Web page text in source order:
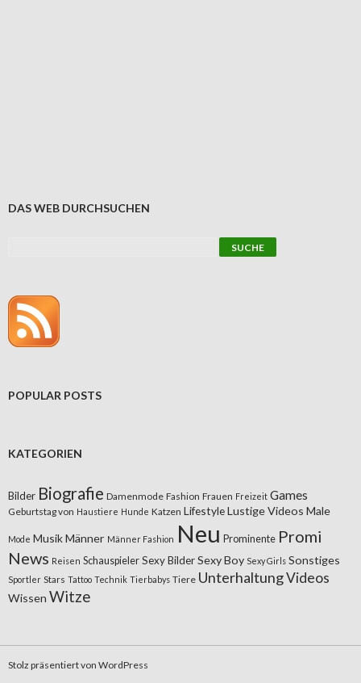
DAS WEB DURCHSUCHEN
POPULAR POSTS
KATEGORIEN
Bilder Biografie Damenmode Fashion Frauen Freizeit Games
Geburtstag von Haustiere Hunde Katzen LifestyleLustige Videos Male
Mode MusikMänner Männer Fashion Neu Prominente Promi
News Reisen Schauspieler Sexy BilderSexy Boy Sexy Girls Sonstiges
Sportler Stars Tattoo Technik Tierbabys Tiere UnterhaltungVideos
Wissen Witze
Stolz präsentiert von WordPress